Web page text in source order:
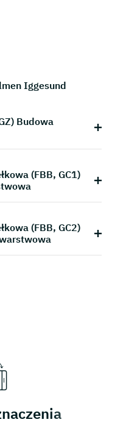
Iggesund
Budowa
(FBB, GC1)
(FBB, GC2)